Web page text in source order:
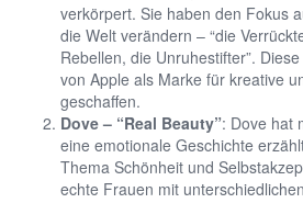
verkörpert. Sie haben den Fokus
die Welt verändern – “die
Rebellen, die Unruhestifter”.
von Apple als Marke für kreative
geschaffen.
Dove – “Real Beauty”: Dove hat
eine emotionale Geschichte
Thema Schönheit und
echte Frauen mit